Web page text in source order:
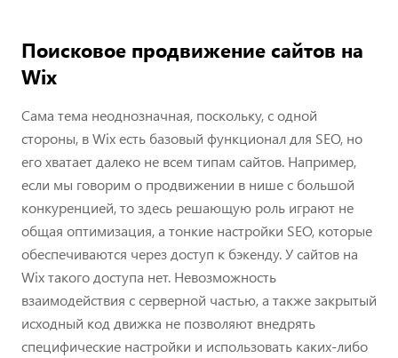
Поисковое продвижение сайтов на
Wix
Сама тема неоднозначная, поскольку, с одной
стороны, в Wix есть базовый функционал для SEO, но
его хватает далеко не всем типам сайтов. Например,
если мы говорим о продвижении в нише с большой
конкуренцией, то здесь решающую роль играют не
общая оптимизация, а тонкие настройки SEO, которые
обеспечиваются через доступ к бэкенду. У сайтов на
Wix такого доступа нет. Невозможность
взаимодействия с серверной частью, а также закрытый
исходный код движка не позволяют внедрять
специфические настройки и использовать каких-либо